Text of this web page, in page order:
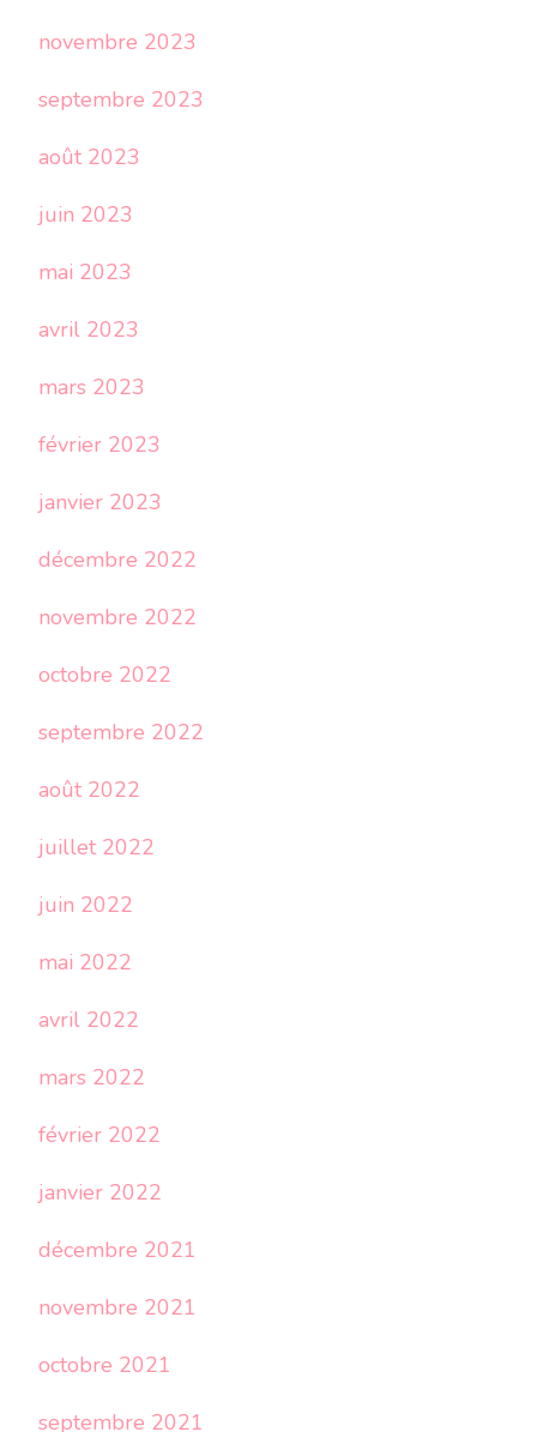
novembre 2023
septembre 2023
août 2023
juin 2023
mai 2023
avril 2023
mars 2023
février 2023
janvier 2023
décembre 2022
novembre 2022
octobre 2022
septembre 2022
août 2022
juillet 2022
juin 2022
mai 2022
avril 2022
mars 2022
février 2022
janvier 2022
décembre 2021
novembre 2021
octobre 2021
septembre 2021